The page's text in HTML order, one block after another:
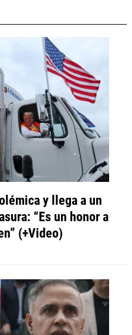
y llega a un
“Es un honor a
(+Video)